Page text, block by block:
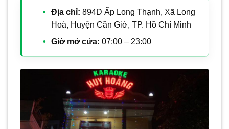
Địa chỉ: 894D Ấp Long Thạnh, Xã Long
Hoà, Huyện Cần Giờ, TP. Hồ Chí Minh
Giờ mở cửa: 07:00 – 23:00